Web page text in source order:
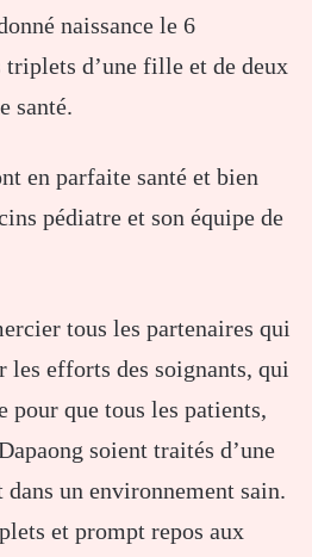
naissance le 6
triplets d’une fille et de deux
santé.
en parfaite santé et bien
pédiatre et son équipe de
tous les partenaires qui
efforts des soignants, qui
que tous les patients,
soient traités d’une
un environnement sain.
et prompt repos aux